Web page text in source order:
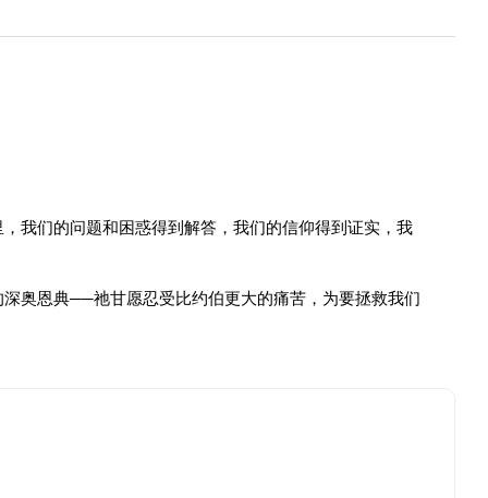
我们的问题和困惑得到解答，我们的信仰得到证实，我
奥恩典──祂甘愿忍受比约伯更大的痛苦，为要拯救我们